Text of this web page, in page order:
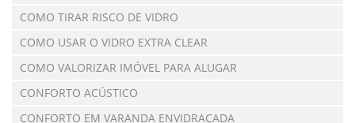
COMO TIRAR RISCO DE VIDRO
COMO USAR O VIDRO EXTRA CLEAR
COMO VALORIZAR IMÓVEL PARA ALUGAR
CONFORTO ACÚSTICO
CONFORTO EM VARANDA ENVIDRAÇADA